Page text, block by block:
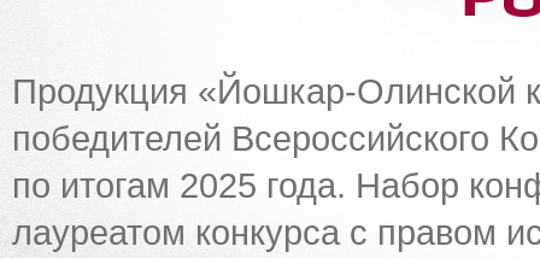
Продукция «Йошкар-Олинской
победителей Всероссийского
по итогам 2025 года. Набор
лауреатом конкурса с правом